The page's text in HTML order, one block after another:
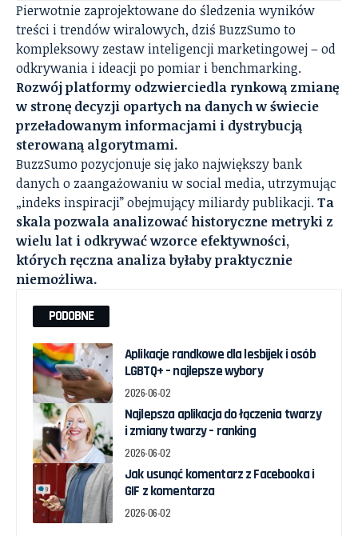
Pierwotnie zaprojektowane do śledzenia wyników
treści i trendów wiralowych, dziś BuzzSumo to
kompleksowy zestaw inteligencji marketingowej – od
odkrywania i ideacji po pomiar i benchmarking.
Rozwój platformy odzwierciedla rynkową zmianę
w stronę decyzji opartych na danych w świecie
przeładowanym informacjami i dystrybucją
sterowaną algorytmami.
BuzzSumo pozycjonuje się jako największy bank
danych o zaangażowaniu w social media, utrzymując
„indeks inspiracji” obejmujący miliardy publikacji.Ta
skala pozwala analizować historyczne metryki z
wielu lat i odkrywać wzorce efektywności,
których ręczna analiza byłaby praktycznie
niemożliwa.
PODOBNE
Aplikacje randkowe dla lesbijek i osób
LGBTQ+ – najlepsze wybory
2026-06-02
Najlepsza aplikacja do łączenia twarzy
i zmiany twarzy – ranking
2026-06-02
Jak usunąć komentarz z Facebooka i
GIF z komentarza
2026-06-02